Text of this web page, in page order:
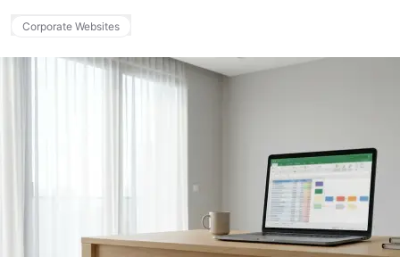
Corporate Websites